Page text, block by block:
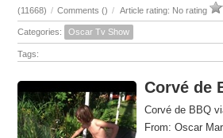
(11668) / Comments () / Article rating: No rating
Categories: Oscar Tv Show
Tags:
Corvé de
Corvé de BBQ
From: Oscar